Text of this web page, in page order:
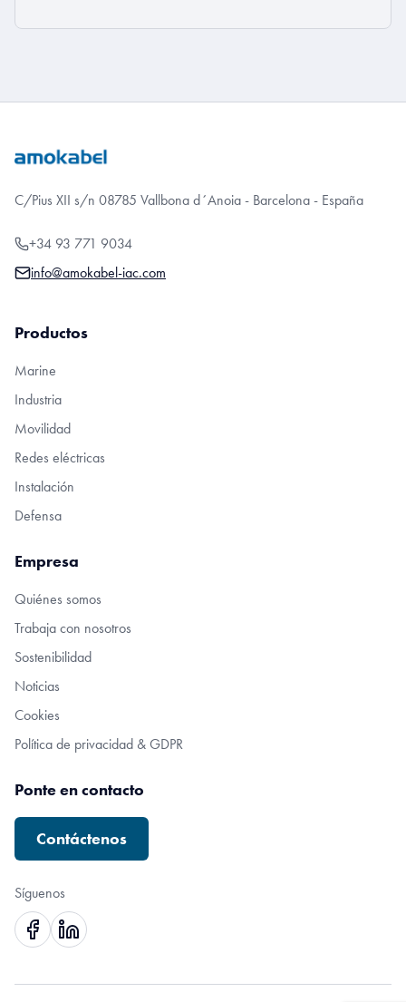
C/Pius XII s/n 08785 Vallbona d´Anoia - Barcelona - España
+34 93 771 9034
info@amokabel-iac.com
Productos
Marine
Industria
Movilidad
Redes eléctricas
Instalación
Defensa
Empresa
Quiénes somos
Trabaja con nosotros
Sostenibilidad
Noticias
Cookies
Política de privacidad & GDPR
Ponte en contacto
Contáctenos
Síguenos